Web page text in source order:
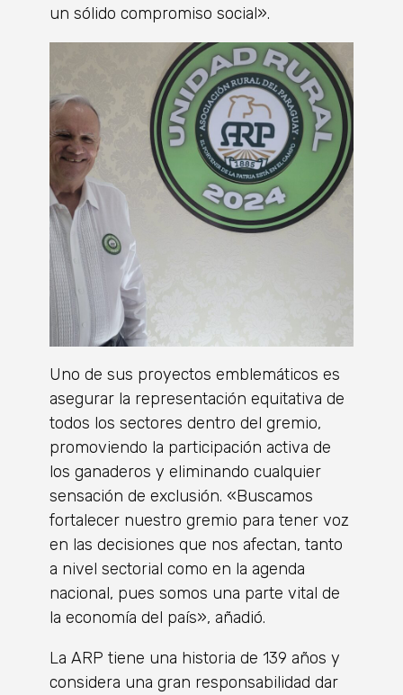
un sólido compromiso social».
Uno de sus proyectos emblemáticos es
asegurar la representación equitativa de
todos los sectores dentro del gremio,
promoviendo la participación activa de
los ganaderos y eliminando cualquier
sensación de exclusión. «Buscamos
fortalecer nuestro gremio para tener voz
en las decisiones que nos afectan, tanto
a nivel sectorial como en la agenda
nacional, pues somos una parte vital de
la economía del país», añadió.
La ARP tiene una historia de 139 años y
considera una gran responsabilidad dar